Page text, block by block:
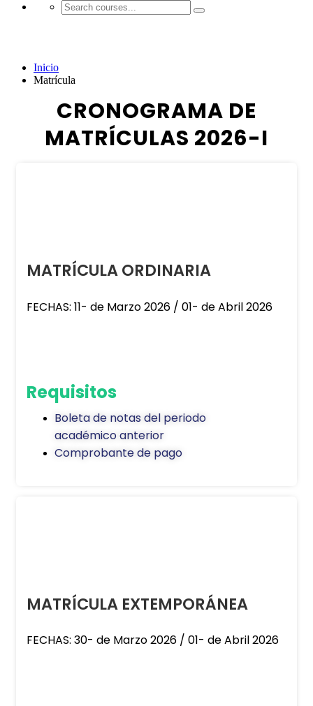
Inicio
Matrícula
CRONOGRAMA DE
MATRÍCULAS 2026-I
MATRÍCULA ORDINARIA
FECHAS: 11- de Marzo 2026 / 01- de Abril 2026
Requisitos
Boleta de notas del periodo
académico anterior
Comprobante de pago
MATRÍCULA EXTEMPORÁNEA
FECHAS: 30- de Marzo 2026 / 01- de Abril 2026